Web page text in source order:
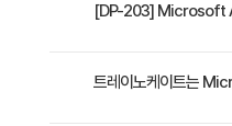
Azure
- Azure
수강료는 1,600,000원
[DP-203] Microsoft
가장 가까운 교육 일정
트레이노케이트는